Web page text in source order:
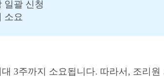
일괄 신청
소요
3주까지 소요됩니다. 따라서, 조리